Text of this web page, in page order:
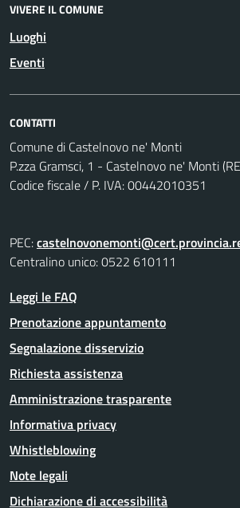
VIVERE IL COMUNE
Luoghi
Eventi
CONTATTI
Comune di Castelnovo ne' Monti
P.zza Gramsci, 1 - Castelnovo ne' Monti
Codice fiscale / P. IVA: 00442010351
PEC:
Centralino unico: 0522 610111
Leggi le FAQ
Prenotazione appuntamento
Segnalazione disservizio
Richiesta assistenza
Amministrazione trasparente
Informativa privacy
Whistleblowing
Note legali
Dichiarazione di accessibilità